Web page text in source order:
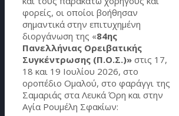
φορείς, οι οποίοι βοήθησαν
σημαντικά στην επιτυχημένη
διοργάνωση της «84ης
Πανελλήνιας Ορειβατικής
Συγκέντρωσης (Π.Ο.Σ.)» στις 17,
18 και 19 Ιουλίου 2026, στο
οροπέδιο Ομαλού, στο φαράγγι της
Σαμαριάς στα Λευκά Όρη και στην
Αγία Ρουμέλη Σφακίων: